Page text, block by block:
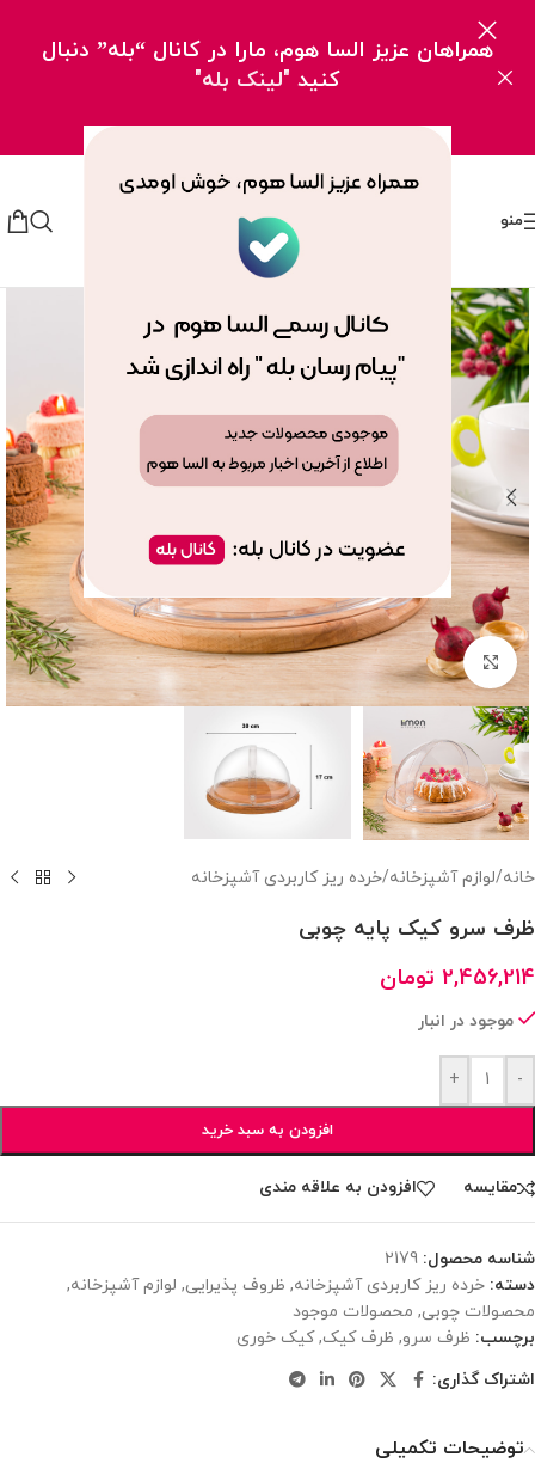
همراهان عزیز السا هوم، مارا در کانال “بله” دنبال
کنید "لینک بله"
منو
بزرگنمایی تصویر
خانه/لوازم آشپزخانه/خرده ریز کاربردی آشپزخانه
ظرف سرو کیک پایه چوبی
2,456,214 تومان
موجود در انبار
-
+
افزودن به سبد خرید
مقایسه افزودن به علاقه مندی
شناسه محصول: 2179
دسته: خرده ریز کاربردی آشپزخانه, ظروف پذیرایی, لوازم آشپزخانه,
محصولات چوبی, محصولات موجود
برچسب: ظرف سرو, ظرف کیک, کیک خوری
اشتراک گذاری:
توضیحات تکمیلی